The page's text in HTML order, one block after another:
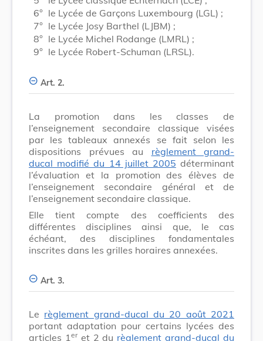
6° le Lycée de Garçons Luxembourg (LGL) ;
7° le Lycée Josy Barthel (LJBM) ;
8° le Lycée Michel Rodange (LMRL) ;
9° le Lycée Robert-Schuman (LRSL).
Art. 2.
La promotion dans les classes de
l’enseignement secondaire classique visées
par les tableaux annexés se fait selon les
dispositions prévues au règlement grand-
ducal modifié du 14 juillet 2005 déterminant
l’évaluation et la promotion des élèves de
l’enseignement secondaire général et de
l’enseignement secondaire classique.
Elle tient compte des coefficients des
différentes disciplines ainsi que, le cas
échéant, des disciplines fondamentales
inscrites dans les grilles horaires annexées.
Art. 3.
Le règlement grand-ducal du 20 août 2021
portant adaptation pour certains lycées des
articles 1 eret 2 du règlement grand-ducal du